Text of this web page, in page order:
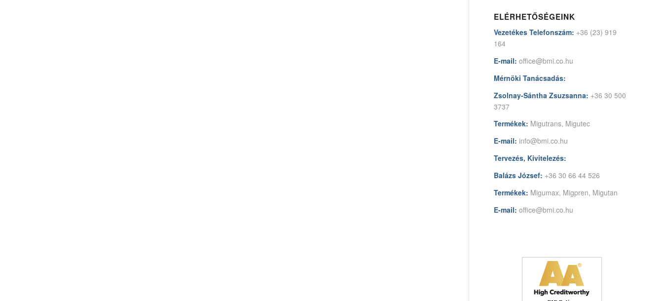
ELÉRHETŐSÉGEINK
Vezetékes Telefonszám: +36 (23) 919
164
E-mail: office@bmi.co.hu
Mérnöki Tanácsadás:
Zsolnay-Sántha Zsuzsanna: +36 30 500
3737
Termékek: Migutrans, Migutec
E-mail: info@bmi.co.hu
Tervezés, Kivitelezés:
Balázs József: +36 30 66 44 526
Termékek: Migumax, Migpren, Migutan
E-mail: office@bmi.co.hu